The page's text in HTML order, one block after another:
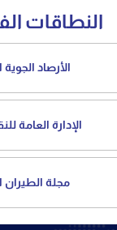
النطاقات
الأرصاد الجوية
الإدارة العامة
مجلة الطيران